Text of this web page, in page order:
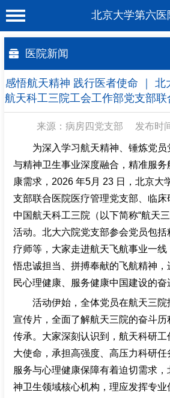
北京大学第六医
医院概况
工作动态
专家介绍
就诊服务
科学研究
教育培训
合作支援
招聘专栏
医院新闻
感悟航天精神 践行医者使命 ｜ 北
航天科工三院工会工作部党支部
来源：病房四党支部 发布时
为深入学习航天精神、锤炼党
与精神卫生事业深度融合，精准服
康需求，2026 年5月 23 日，北京大
支部联合医院医疗管理党支部、临床
中国航天科工三院（以下简称“航天
活动。北大六院党支部参会党员包
疗师等，大家走进航天飞航事业一
悟忠诚担当、拼搏奉献的飞航精神，
民心理健康、服务健康中国建设的奋
活动伊始，全体党员在航天三
宣传片，全面了解航天三院的奋斗
传承。大家深刻认识到，航天科研
大使命，承担高强度、高压力科研
服务与心理健康保障有着迫切需求
神卫生领域核心机构，理应发挥专